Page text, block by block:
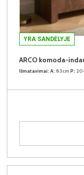
YRA SANDĖLYJE
ARCO komoda-
Išmatavimai: A: 83cm P: